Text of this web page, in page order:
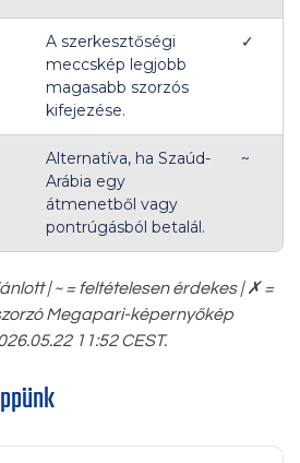
A szerkesztőségi
meccskép legjobb
magasabb szorzós
kifejezése.
✓
Alternatíva, ha Szaúd-
Arábia egy
átmenetből vagy
pontrúgásból betalál.
~
| ~ = feltételesen érdekes | ✗ =
Megapari-képernyőkép
11:52 CEST.